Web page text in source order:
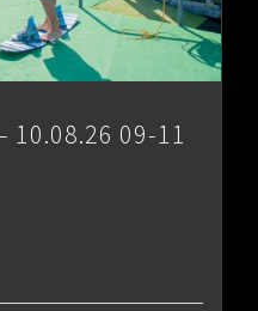
10.08.26 09-11